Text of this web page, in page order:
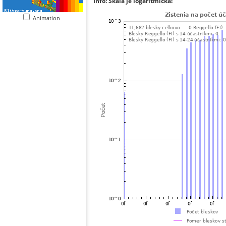
Animation